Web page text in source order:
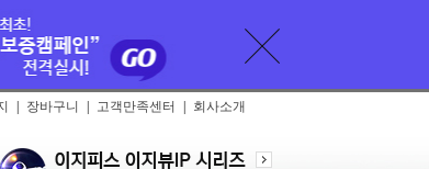
장바구니 고객만족센터 회사소개